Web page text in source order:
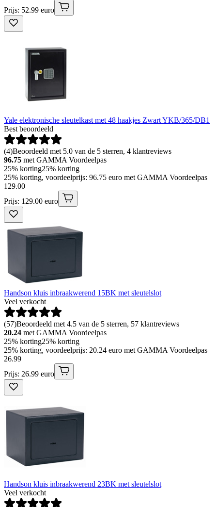
Prijs: 52.99 euro
Yale elektronische sleutelkast met 48 haakjes Zwart YKB/365/DB1
Best beoordeeld
(4)Beoordeeld met 5.0 van de 5 sterren, 4 klantreviews
96.75 met GAMMA Voordeelpas
25% korting25% korting
25% korting, voordeelprijs: 96.75 euro met GAMMA Voordeelpas
129.00
Prijs: 129.00 euro
Handson kluis inbraakwerend 15BK met sleutelslot
Veel verkocht
(57)Beoordeeld met 4.5 van de 5 sterren, 57 klantreviews
20.24 met GAMMA Voordeelpas
25% korting25% korting
25% korting, voordeelprijs: 20.24 euro met GAMMA Voordeelpas
26.99
Prijs: 26.99 euro
Handson kluis inbraakwerend 23BK met sleutelslot
Veel verkocht